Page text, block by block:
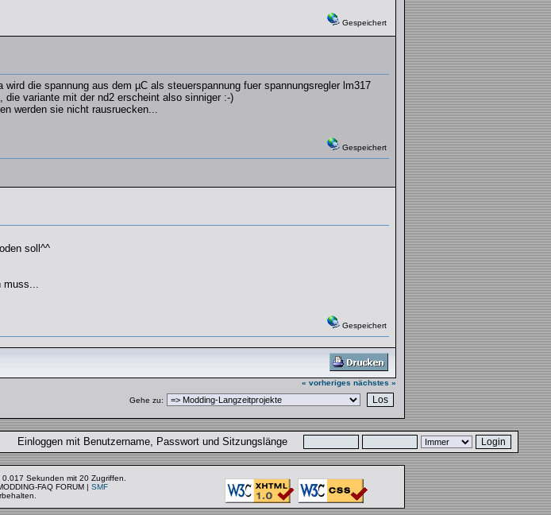
Gespeichert
die spannung aus dem µC als steuerspannung fuer spannungsregler lm317
variante mit der nd2 erscheint also sinniger :-)
werden sie nicht rausruecken...
Gespeichert
soll^^
muss...
Gespeichert
« vorheriges nächstes »
Gehe zu:
Einloggen mit Benutzername, Passwort und Sitzungslänge
Sekunden mit 20 Zugriffen.
FAQ FORUM | SMF